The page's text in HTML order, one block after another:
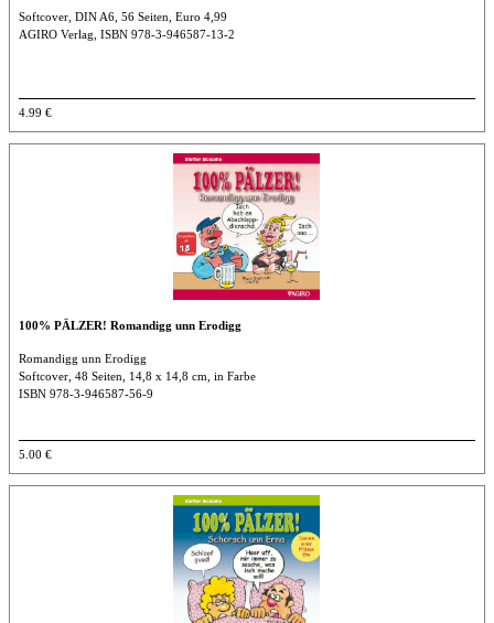
Softcover, DIN A6, 56 Seiten, Euro 4,99
AGIRO Verlag, ISBN 978-3-946587-13-2
4.99 €
100% PÄLZER! Romandigg unn Erodigg
Romandigg unn Erodigg
Softcover, 48 Seiten, 14,8 x 14,8 cm, in Farbe
ISBN 978-3-946587-56-9
5.00 €